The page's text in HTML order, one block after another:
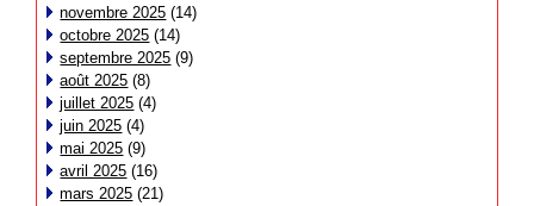
novembre 2025 (14)
octobre 2025 (14)
septembre 2025 (9)
août 2025 (8)
juillet 2025 (4)
juin 2025 (4)
mai 2025 (9)
avril 2025 (16)
mars 2025 (21)